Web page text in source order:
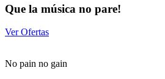
Que la música no pare!
Ver Ofertas
No pain no gain